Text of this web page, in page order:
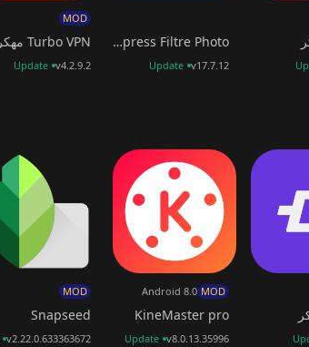
Photoshop Express Filtre Photo
v17.7.12
Update
Turbo VPN مهكر
MOD
v4.2.9.2
Update
KineMaster pro
MOD
Android 8.0
v8.0.13.35996
Update
Snapseed
MOD
v2.22.0.633363672